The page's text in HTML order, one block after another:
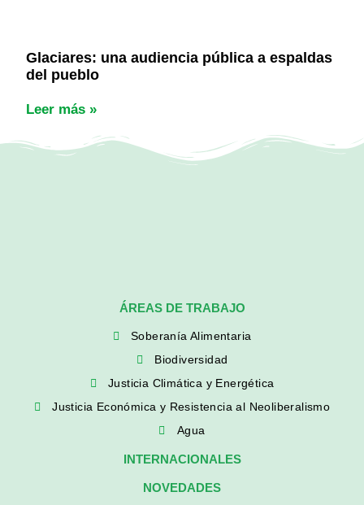
Glaciares: una audiencia pública a espaldas
del pueblo
Leer más »
ÁREAS DE TRABAJO
Soberanía Alimentaria
Biodiversidad
Justicia Climática y Energética
Justicia Económica y Resistencia al Neoliberalismo
Agua
INTERNACIONALES
NOVEDADES